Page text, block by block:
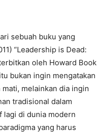
sebuah buku yang
“Leadership is Dead:
oleh Howard Book
bukan ingin mengatakan
melainkan dia ingin
tradisional dalam
lagi di dunia modern
yang harus